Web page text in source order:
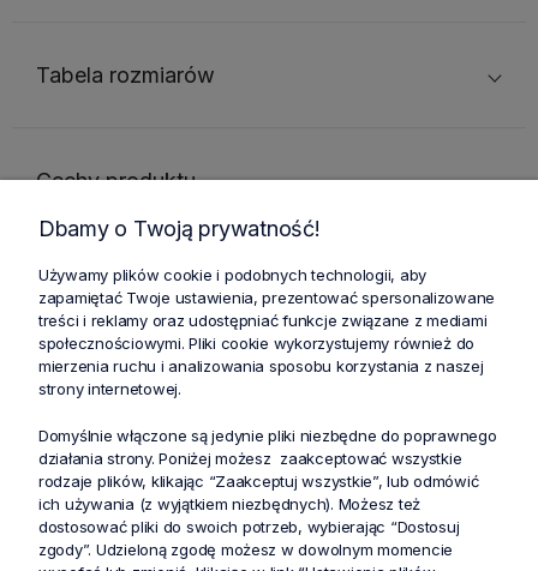
Tabela rozmiarów
Cechy produktu
Zniżki i oferty specjalne dla
lojalnych klientów
Profesjonalna dostawa
zamówień w całej Polsce
Bezpieczne i bezproblemowe
płatności internetowe
Zwrot zakupów do 30 dni bez
podawania powodu
Dbamy o Twoją prywatność!
Używamy plików cookie i podobnych technologii, aby
zapamiętać Twoje ustawienia, prezentować spersonalizowane
treści i reklamy oraz udostępniać funkcje związane z mediami
społecznościowymi. Pliki cookie wykorzystujemy również do
mierzenia ruchu i analizowania sposobu korzystania z naszej
strony internetowej.
Domyślnie włączone są jedynie pliki niezbędne do poprawnego
działania strony. Poniżej możesz zaakceptować wszystkie
rodzaje plików, klikając “Zaakceptuj wszystkie”, lub odmówić
ich używania (z wyjątkiem niezbędnych). Możesz też
dostosować pliki do swoich potrzeb, wybierając “Dostosuj
zgody”. Udzieloną zgodę możesz w dowolnym momencie